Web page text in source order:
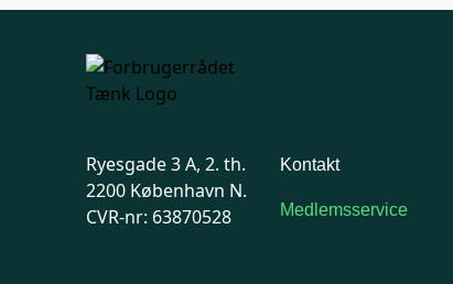
Ryesgade 3 A, 2. th.
2200 København N.
CVR-nr: 63870528
Kontakt
Medlemsservice